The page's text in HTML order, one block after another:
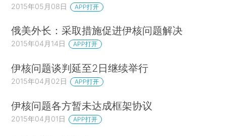
2015年05月08日 APP打开
俄美外长：采取措施促进伊核问题解决
2015年04月14日 APP打开
伊核问题谈判延至2日继续举行
2015年04月02日 APP打开
伊核问题各方暂未达成框架协议
2015年04月01日 APP打开